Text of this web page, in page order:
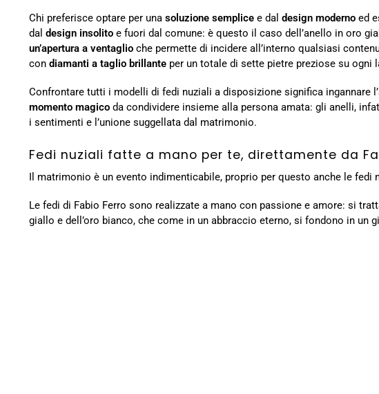
Chi preferisce optare per una soluzione semplicee dal design modernoed
dal design insolitoe fuori dal comune: è questo il caso dell’anello in oro
un’apertura a ventaglioche permette di incidere all’interno qualsiasi
con diamanti a taglio brillanteper un totale di sette pietre preziose su ogni
Confrontare tutti i modelli di fedi nuziali a disposizione significa ingannare
momento magicoda condividere insieme alla persona amata: gli anelli,
i sentimenti e l’unione suggellata dal matrimonio.
Fedi nuziali fatte a mano per te, direttamente da
Il matrimonio è un evento indimenticabile, proprio per questo anche le
Le fedi di Fabio Ferro sono realizzate a mano con passione e amore: si
giallo e dell’oro bianco, che come in un abbraccio eterno, si fondono in